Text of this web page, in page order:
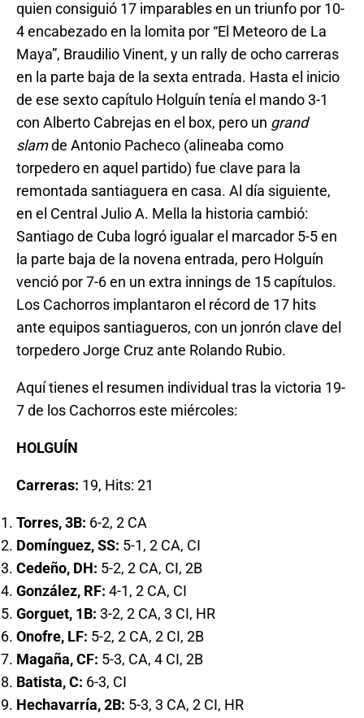
quien consiguió 17 imparables en un triunfo por 10-
4 encabezado en la lomita por “El Meteoro de La
Maya”, Braudilio Vinent, y un rally de ocho carreras
en la parte baja de la sexta entrada. Hasta el inicio
de ese sexto capítulo Holguín tenía el mando 3-1
con Alberto Cabrejas en el box, pero un grand
slamde Antonio Pacheco (alineaba como
torpedero en aquel partido) fue clave para la
remontada santiaguera en casa. Al día siguiente,
en el Central Julio A. Mella la historia cambió:
Santiago de Cuba logró igualar el marcador 5-5 en
la parte baja de la novena entrada, pero Holguín
venció por 7-6 en un extra innings de 15 capítulos.
Los Cachorros implantaron el récord de 17 hits
ante equipos santiagueros, con un jonrón clave del
torpedero Jorge Cruz ante Rolando Rubio.
Aquí tienes el resumen individual tras la victoria 19-
7 de los Cachorros este miércoles:
HOLGUÍN
Carreras: 19, Hits: 21
Torres, 3B: 6-2, 2 CA
Domínguez, SS: 5-1, 2 CA, CI
Cedeño, DH: 5-2, 2 CA, CI, 2B
González, RF: 4-1, 2 CA, CI
Gorguet, 1B: 3-2, 2 CA, 3 CI, HR
Onofre, LF: 5-2, 2 CA, 2 CI, 2B
Magaña, CF: 5-3, CA, 4 CI, 2B
Batista, C: 6-3, CI
Hechavarría, 2B: 5-3, 3 CA, 2 CI, HR